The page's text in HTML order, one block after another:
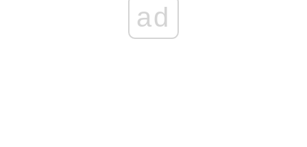
ad